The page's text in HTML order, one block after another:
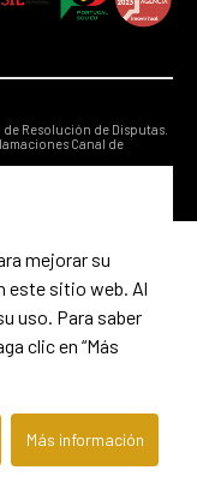
de Resolución de Disputas.
Canal de
mejorar su
este sitio web. Al
uso. Para saber
clic en “Más
Más información